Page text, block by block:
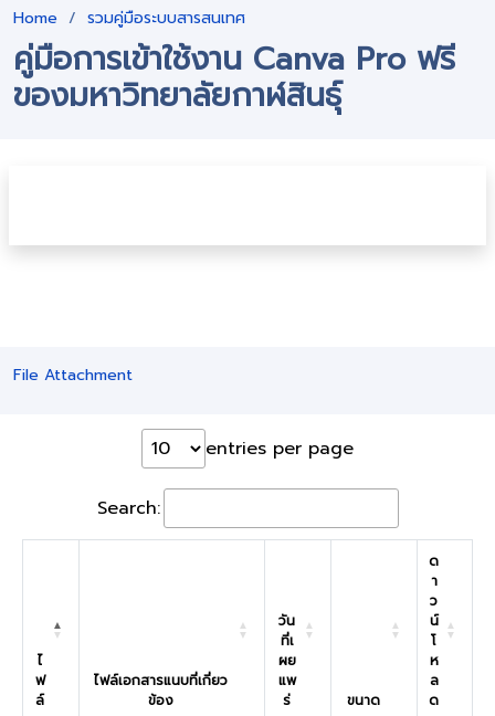
Home รวมคู่มือระบบสารสนเทศ
คู่มือการเข้าใช้งาน Canva Pro ฟรี
ของมหาวิทยาลัยกาฬสินธุ์
File Attachment
entries per page
Search:
ไ
ฟ
ล์
ไฟล์เอกสารแนบที่เกี่ยว
ข้อง
วัน
ที่เ
ผย
แพ
ร่
ขนาด
ด
า
ว
น์
โ
ห
ล
ด